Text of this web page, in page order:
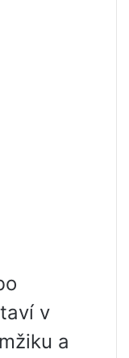
v
a